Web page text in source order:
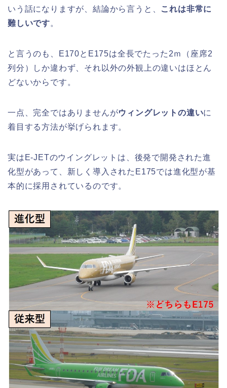
いう話になりますが、結論から言うと、 これは非常に
難しいです。
と言うのも、E170とE175は全長でたった2ｍ（座席2
列分）しか違わず、それ以外の外観上の違いはほとん
どないからです。
一点、完全ではありませんがウィングレットの違いに
着目する方法が挙げられます。
実はE-JETのウイングレットは、後発で開発された進
化型があって、新しく導入されたE175では進化型が基
本的に採用されているのです。